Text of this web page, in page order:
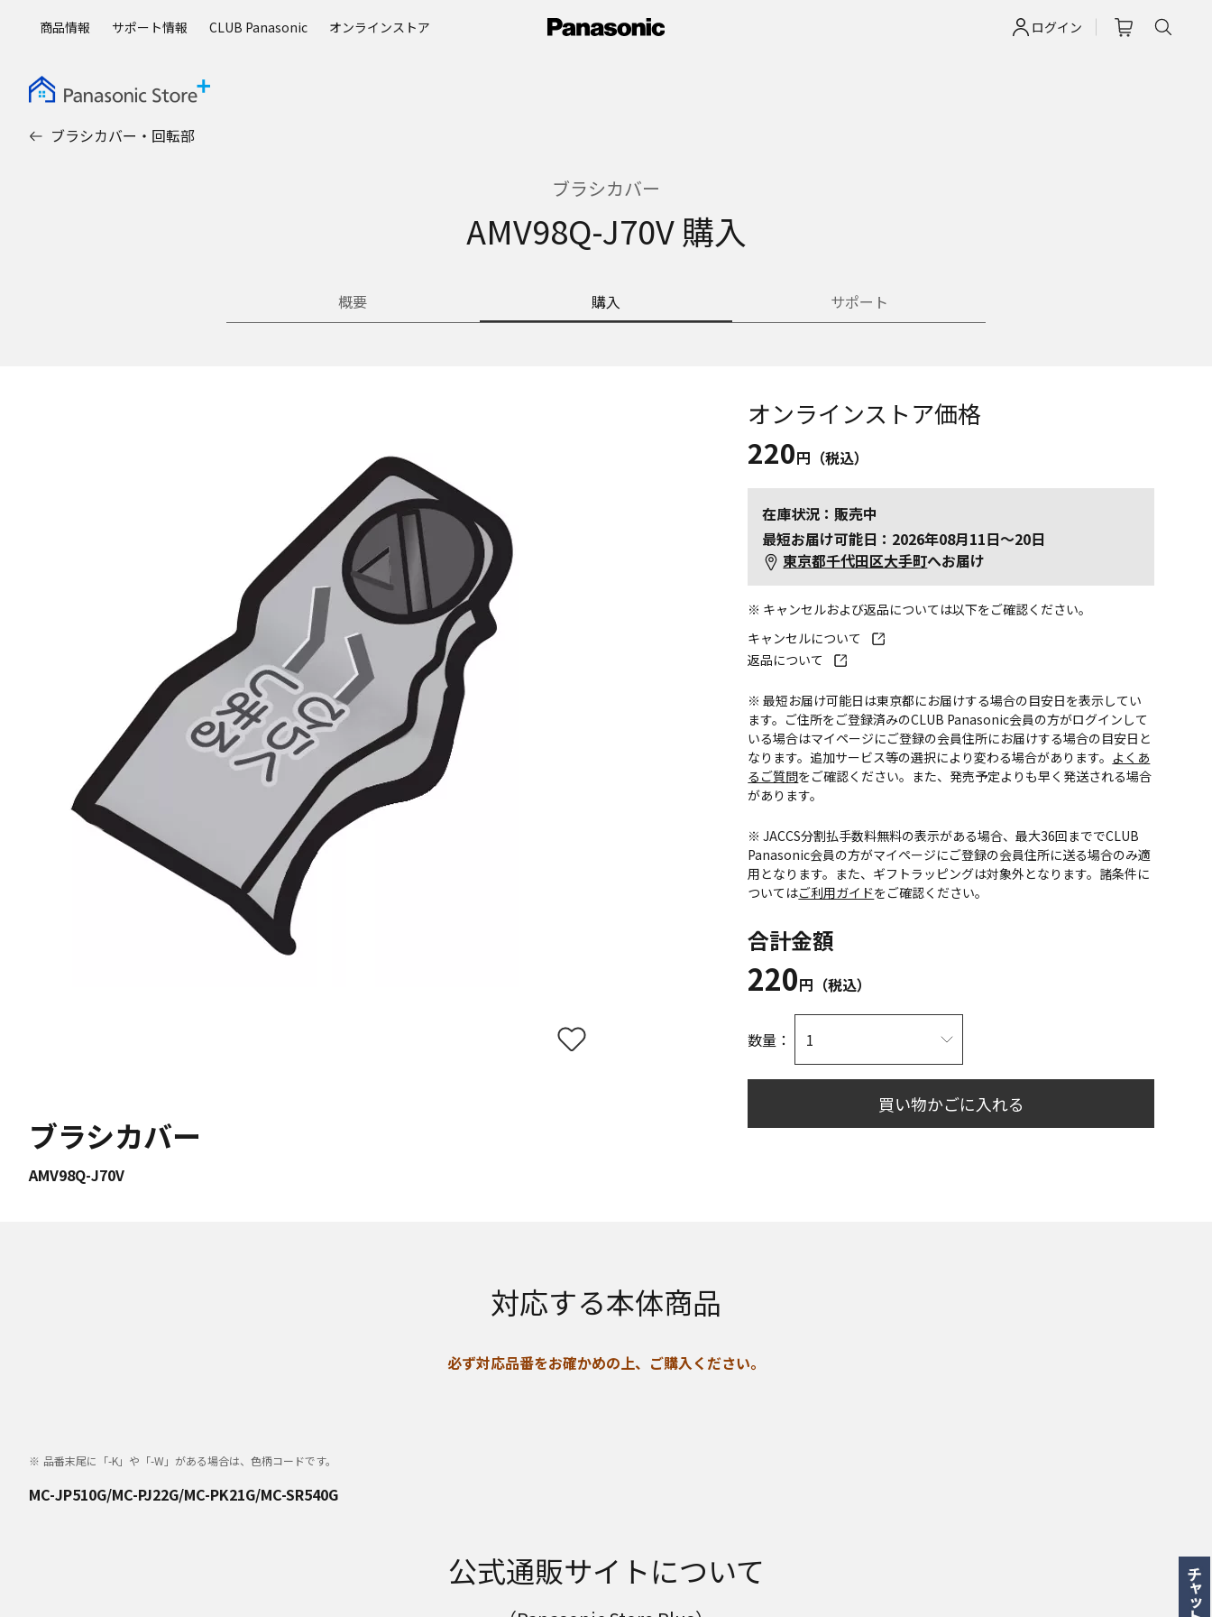
ログイン
商品情報 サポート情報 CLUB Panasonic オンラインストア
ブラシカバー・回転部
ブラシカバー
AMV98Q-J70V 購入
概要 購入 サポート
ブラシカバー
AMV98Q-J70V
オンラインストア価格
220円（税込）
在庫状況：販売中
最短お届け可能日：2026年08月11日～20日
東京都千代田区大手町へお届け
※ キャンセルおよび返品については以下をご確認ください。
キャンセルについて
返品について
※ 最短お届け可能日は東京都にお届けする場合の目安日を表示してい
ます。ご住所をご登録済みのCLUB Panasonic会員の方がログインして
いる場合はマイページにご登録の会員住所にお届けする場合の目安日と
なります。追加サービス等の選択により変わる場合があります。 よくあ
るご質問をご確認ください。また、発売予定よりも早く発送される場合
があります。
※ JACCS分割払手数料無料の表示がある場合、最大36回まででCLUB
Panasonic会員の方がマイページにご登録の会員住所に送る場合のみ適
用となります。また、ギフトラッピングは対象外となります。諸条件に
ついてはご利用ガイドをご確認ください。
合計金額
220円（税込）
数量：
買い物かごに入れる
対応する本体商品
必ず対応品番をお確かめの上、ご購入ください。
品番末尾に「-K」や「-W」がある場合は、色柄コードです。
MC-JP510G/MC-PJ22G/MC-PK21G/MC-SR540G
公式通販サイトについて